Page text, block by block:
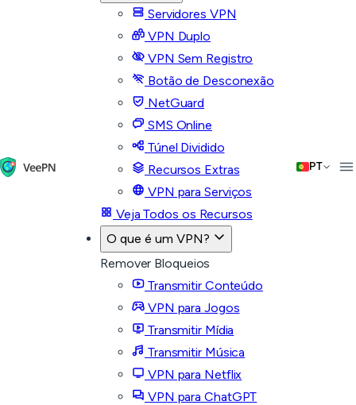
Servidores VPN
VPN Duplo
VPN Sem Registro
Botão de Desconexão
NetGuard
SMS Online
Túnel Dividido
Recursos Extras
VPN para Serviços
Veja Todos os Recursos
O que é um VPN?
Remover Bloqueios
Transmitir Conteúdo
VPN para Jogos
Transmitir Mídia
Transmitir Música
VPN para Netflix
VPN para ChatGPT
PT